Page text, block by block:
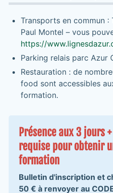
Transports en commun
Paul Montel – vous
https://
Parking relais parc Azur
Restauration : de
food sont accessibles
formation.
Présence aux 3 jours
requise pour obtenir
formation
Bulletin d'inscription et
50 € à renvoyer au